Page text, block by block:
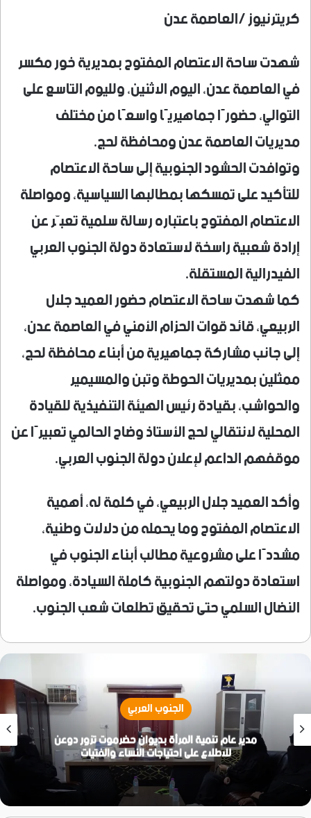
كريترنيوز /العاصمة عدن
شهدت ساحة الاعتصام المفتوح بمديرية خور مكسر
في العاصمة عدن، اليوم الاثنين، ولليوم التاسع على
التوالي، حضورًا جماهيريًا واسعًا من مختلف
مديريات العاصمة عدن ومحافظة لحج.
وتوافدت الحشود الجنوبية إلى ساحة الاعتصام
للتأكيد على تمسكها بمطالبها السياسية، ومواصلة
الاعتصام المفتوح باعتباره رسالة سلمية تعبّر عن
إرادة شعبية راسخة لاستعادة دولة الجنوب العربي
الفيدرالية المستقلة.
كما شهدت ساحة الاعتصام حضور العميد جلال
الربيعي، قائد قوات الحزام الأمني في العاصمة عدن،
إلى جانب مشاركة جماهيرية من أبناء محافظة لحج،
ممثلين بمديريات الحوطة وتبن والمسيمير
والحواشب، بقيادة رئيس الهيئة التنفيذية للقيادة
المحلية لانتقالي لحج الأستاذ وضاح الحالمي تعبيرًا عن
موقفهم الداعم لإعلان دولة الجنوب العربي.
وأكد العميد جلال الربيعي، في كلمة له، أهمية
الاعتصام المفتوح وما يحمله من دلالات وطنية،
مشددًا على مشروعية مطالب أبناء الجنوب في
استعادة دولتهم الجنوبية كاملة السيادة، ومواصلة
النضال السلمي حتى تحقيق تطلعات شعب الجنوب.
الجنوب العربي
مدير عام تنمية المرأة بديوان حضرموت تزور دوعن
للاطلاع على احتياجات النساء والفتيات